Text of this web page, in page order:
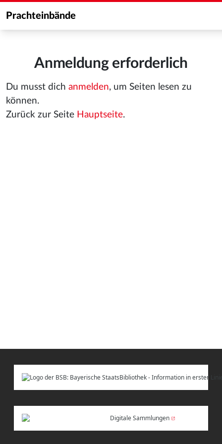
Prachteinbände
Anmeldung erforderlich
Du musst dich anmelden, um Seiten lesen zu
können.
Zurück zur Seite Hauptseite.
Digitale Sammlungen